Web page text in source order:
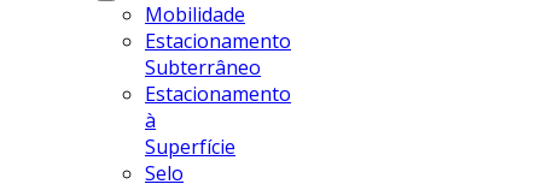
Mobilidade
Estacionamento
Subterrâneo
Estacionamento
à
Superfície
Selo